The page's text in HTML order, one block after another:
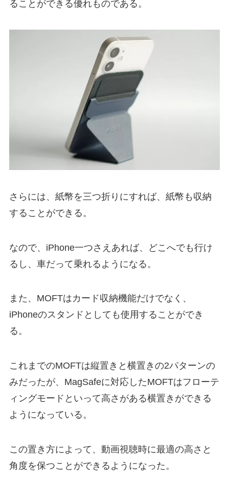
ることができる優れものである。
さらには、紙幣を三つ折りにすれば、紙幣も収納
することができる。
なので、iPhone一つさえあれば、どこへでも行け
るし、車だって乗れるようになる。
また、MOFTはカード収納機能だけでなく、
iPhoneのスタンドとしても使用することができ
る。
これまでのMOFTは縦置きと横置きの2パターンの
みだったが、MagSafeに対応したMOFTはフローテ
ィングモードといって高さがある横置きができる
ようになっている。
この置き方によって、動画視聴時に最適の高さと
角度を保つことができるようになった。